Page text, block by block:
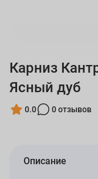
Карниз
Ясный дуб
0.0 0 отзывов
Описание